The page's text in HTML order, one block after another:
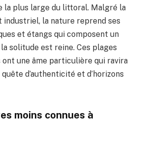
la plus large du littoral. Malgré la
industriel, la nature reprend ses
et étangs qui composent un
solitude est reine. Ces plages
une âme particulière qui ravira
d’authenticité et d’horizons
moins connues à